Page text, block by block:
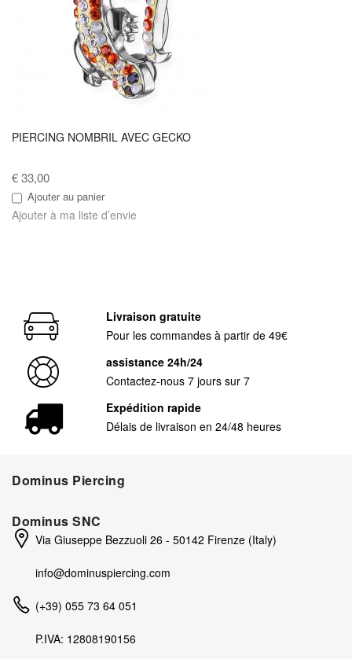
PIERCING NOMBRIL AVEC GECKO
€ 33,00
Ajouter au panier
Ajouter à ma liste d’envie
Livraison gratuite
Pour les commandes à partir de 49€
assistance 24h/24
Contactez-nous 7 jours sur 7
Expédition rapide
Délais de livraison en 24/48 heures
Dominus Piercing
Dominus SNC
Via Giuseppe Bezzuoli 26 - 50142 Firenze (Italy)
info@dominuspiercing.com
(+39) 055 73 64 051
P.IVA: 12808190156